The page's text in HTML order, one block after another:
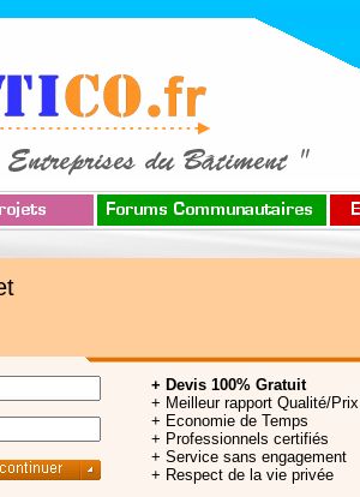
+ Devis 100% Gratuit
+ Meilleur rapport Qualité/Prix
+ Economie de Temps
+ Professionnels certifiés
+ Service sans engagement
+ Respect de la vie privée